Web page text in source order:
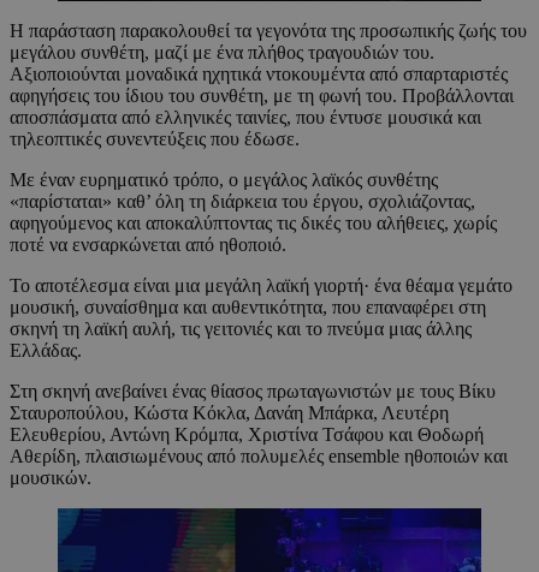
Η παράσταση παρακολουθεί τα γεγονότα της προσωπικής ζωής του
μεγάλου συνθέτη, μαζί με ένα πλήθος τραγουδιών του.
Αξιοποιούνται μοναδικά ηχητικά ντοκουμέντα από σπαρταριστές
αφηγήσεις του ίδιου του συνθέτη, με τη φωνή του. Προβάλλονται
αποσπάσματα από ελληνικές ταινίες, που έντυσε μουσικά και
τηλεοπτικές συνεντεύξεις που έδωσε.
Με έναν ευρηματικό τρόπο, ο μεγάλος λαϊκός συνθέτης
«παρίσταται» καθ’ όλη τη διάρκεια του έργου, σχολιάζοντας,
αφηγούμενος και αποκαλύπτοντας τις δικές του αλήθειες, χωρίς
ποτέ να ενσαρκώνεται από ηθοποιό.
Το αποτέλεσμα είναι μια μεγάλη λαϊκή γιορτή· ένα θέαμα γεμάτο
μουσική, συναίσθημα και αυθεντικότητα, που επαναφέρει στη
σκηνή τη λαϊκή αυλή, τις γειτονιές και το πνεύμα μιας άλλης
Ελλάδας.
Στη σκηνή ανεβαίνει ένας θίασος πρωταγωνιστών με τους Βίκυ
Σταυροπούλου, Κώστα Κόκλα, Δανάη Μπάρκα, Λευτέρη
Ελευθερίου, Αντώνη Κρόμπα, Χριστίνα Τσάφου και Θοδωρή
Αθερίδη, πλαισιωμένους από πολυμελές ensemble ηθοποιών και
μουσικών.